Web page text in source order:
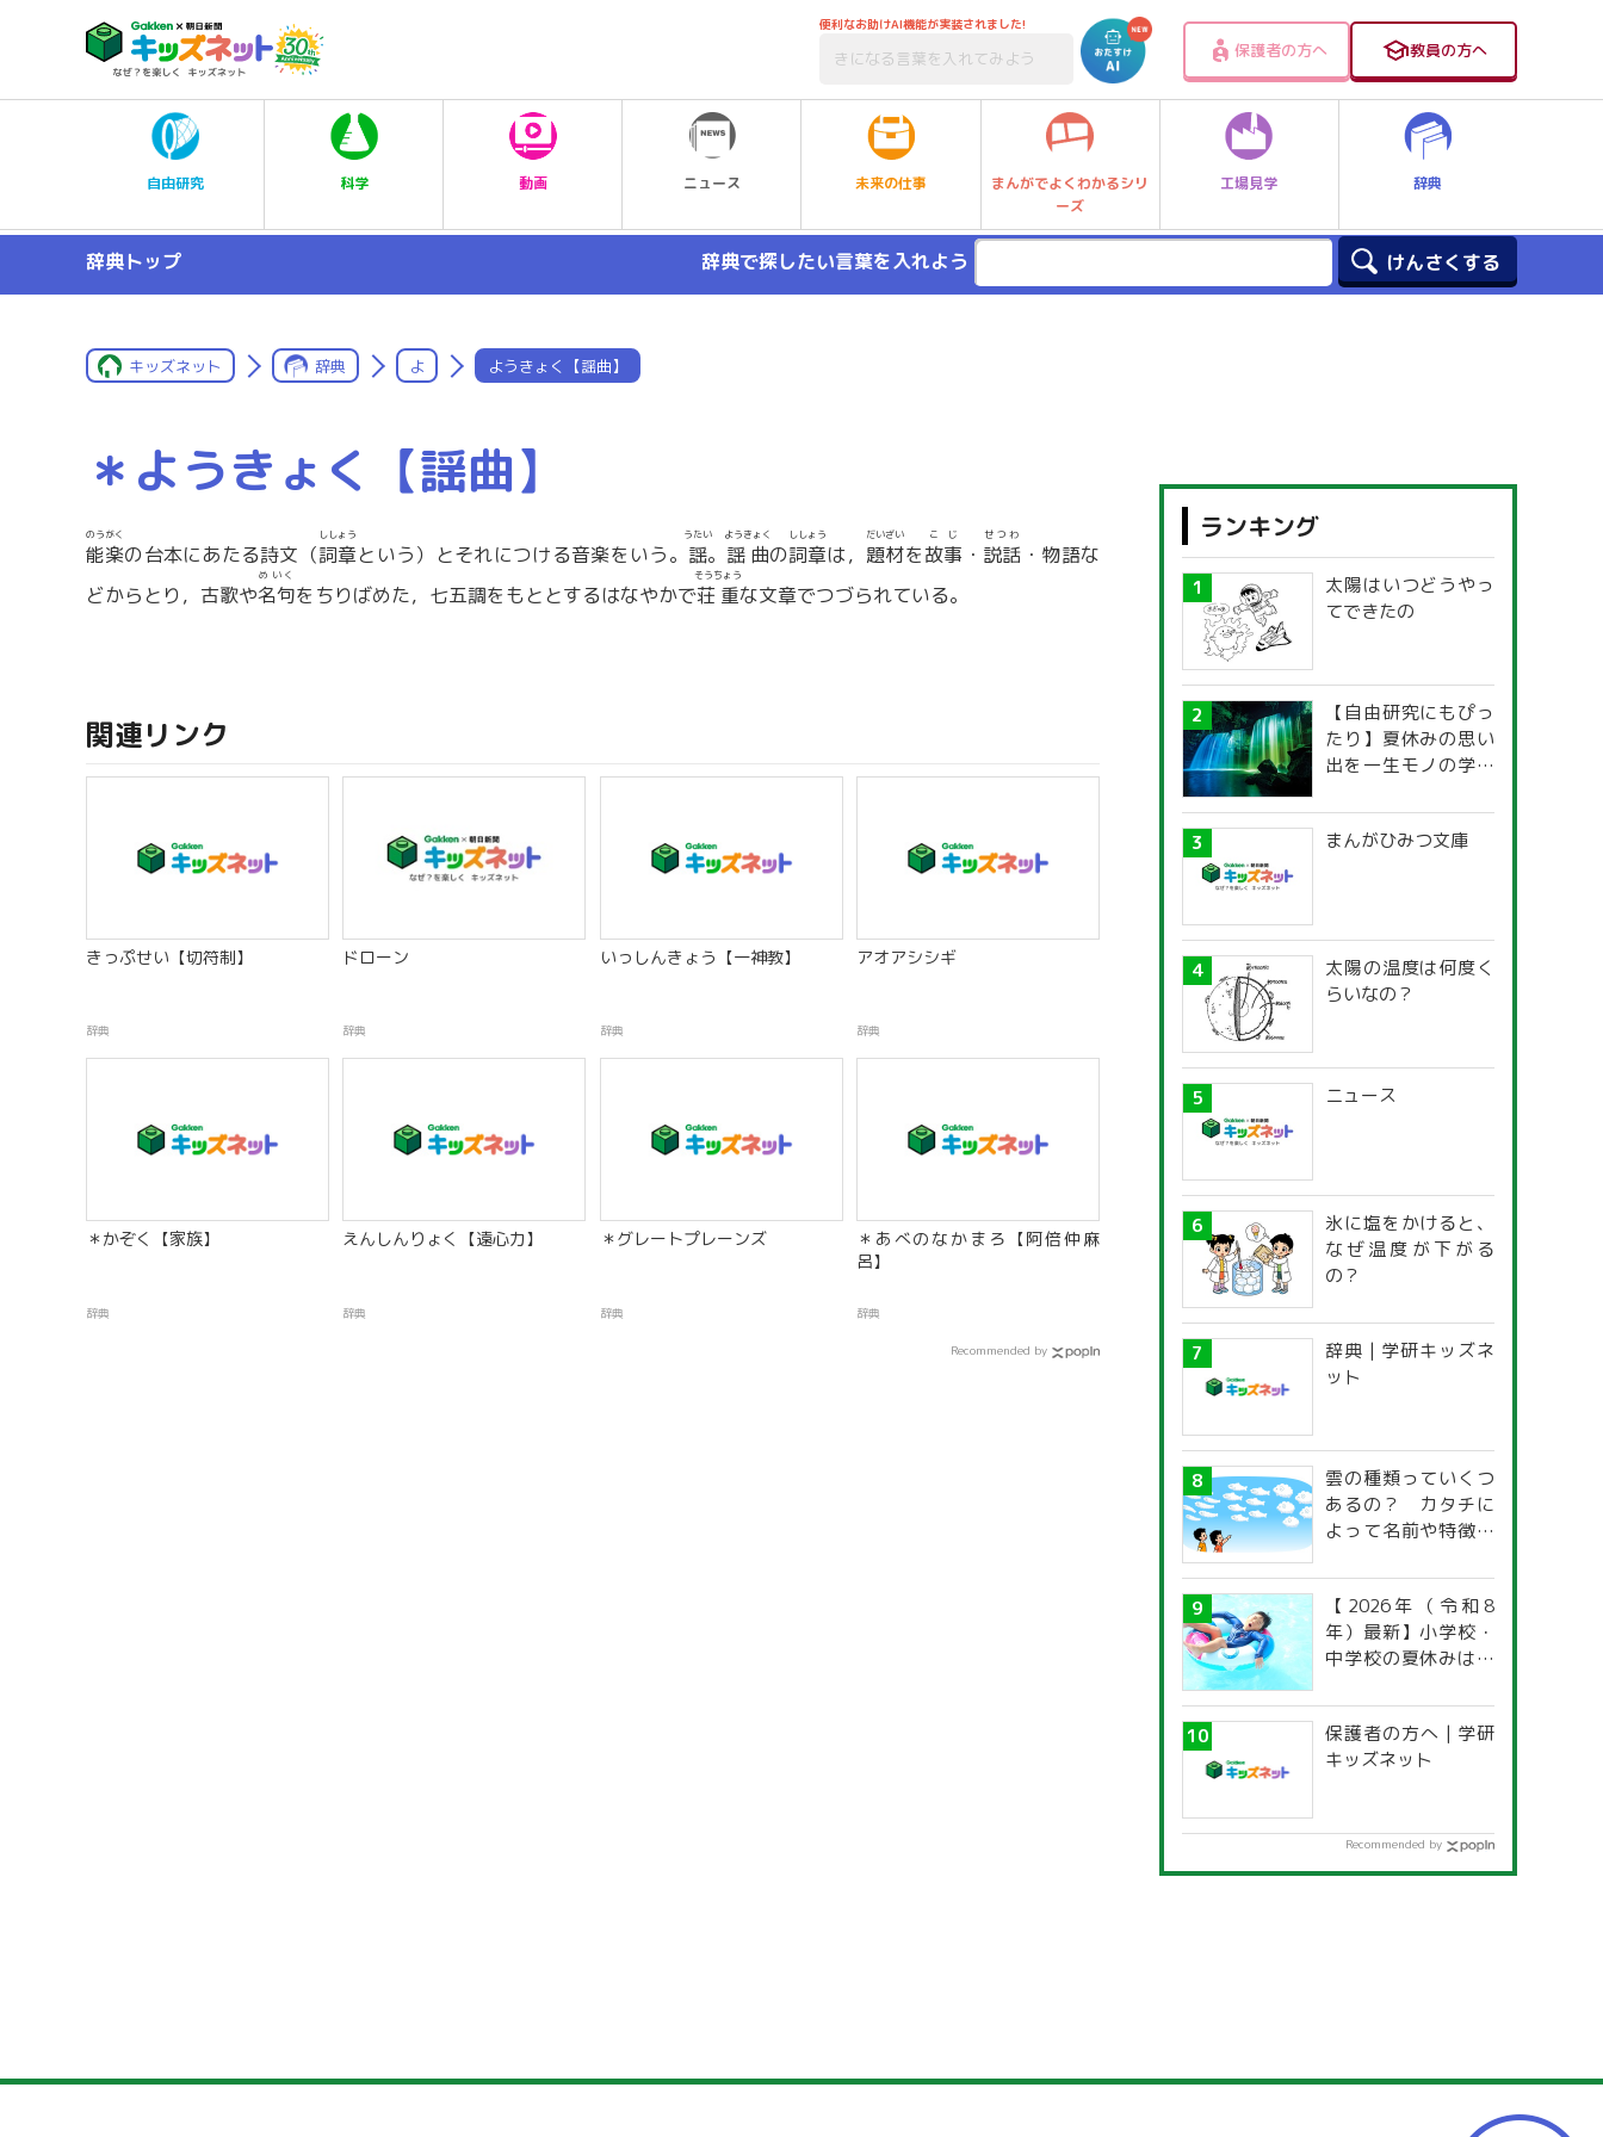
便利なお助けAI機能が実装されました!
保護者の方へ 教員の方へ
自由研究 科学 動画 ニュース 未来の仕事
まんがでよくわかるシリ
ーズ
工場見学 辞典
辞典トップ 辞典で探したい言葉を入れよう
キッズネット 辞典 よ ようきょく【謡曲】
＊ようきょく【謡曲】
能楽
のうがく
の台本にあたる詩文（詞章
ししょう
という）とそれにつける音楽をいう。 謡
うたい
。 謡曲
ようきょく
の詞章
ししょう
は， 題材
だいざい
を故事
こじ
・ 説話
せつわ
・物語な
どからとり，古歌や名句
めいく
をちりばめた，七五調をもととするはなやかで荘重
そうちょう
な文章でつづられている。
関連リンク
きっぷせい【切符制】
辞典
ドローン
辞典
いっしんきょう【一神教】
辞典
アオアシシギ
辞典
＊かぞく【家族】
辞典
えんしんりょく【遠心力】
辞典
＊グレートプレーンズ
辞典
＊あべのなかまろ【阿倍仲麻
呂】
辞典
Recommended by
ランキング
太陽はいつどうやっ
てできたの
【自由研究にもぴっ
たり】夏休みの思い
出を一生モノの学び
探究ガイド
まんがひみつ文庫
太陽の温度は何度く
らいなの？
ニュース
氷に塩をかけると、
なぜ温度が下がる
の？
辞典 | 学研キッズネ
ット
雲の種類っていくつ
あるの？ カタチに
よって名前や特徴が
【2026年（令和8
年）最新】小学校・
中学校の夏休みはい
道府県別「夏季休暇
一覧」
保護者の方へ | 学研
キッズネット
Recommended by